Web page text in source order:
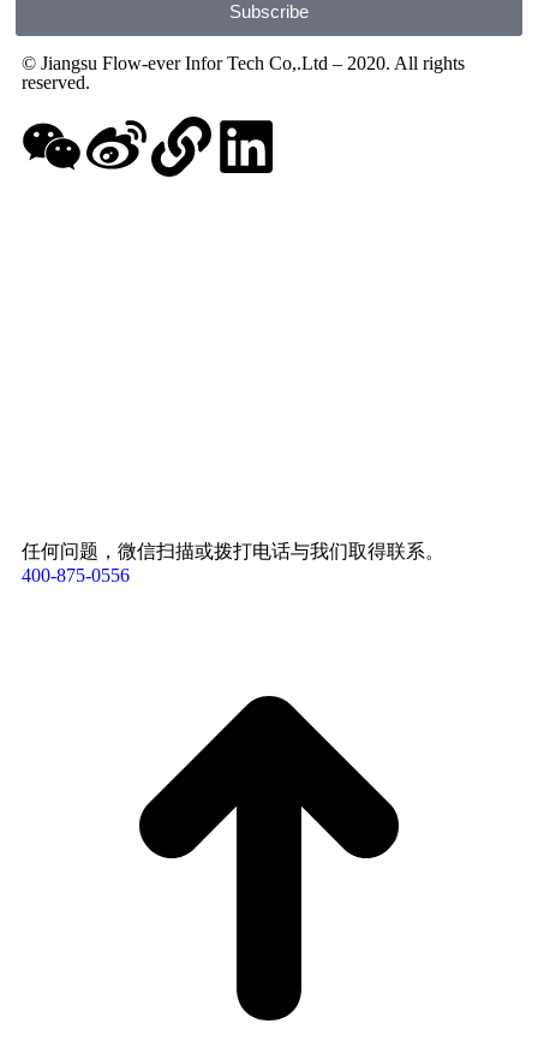
Subscribe
© Jiangsu Flow-ever Infor Tech Co,.Ltd – 2020. All rights
reserved.
任何问题，微信扫描或拨打电话与我们取得联系。
400-875-0556​